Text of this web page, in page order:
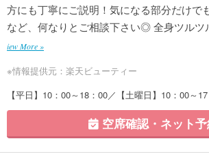
方にも丁寧にご説明！気になる部分だけで
など、何なりとご相談下さい◎ 全身ツルツ
iew More »
※情報提供元：楽天ビューティー
【平日】10：00～18：00／【土曜日】10：00～
空席確認・ネット